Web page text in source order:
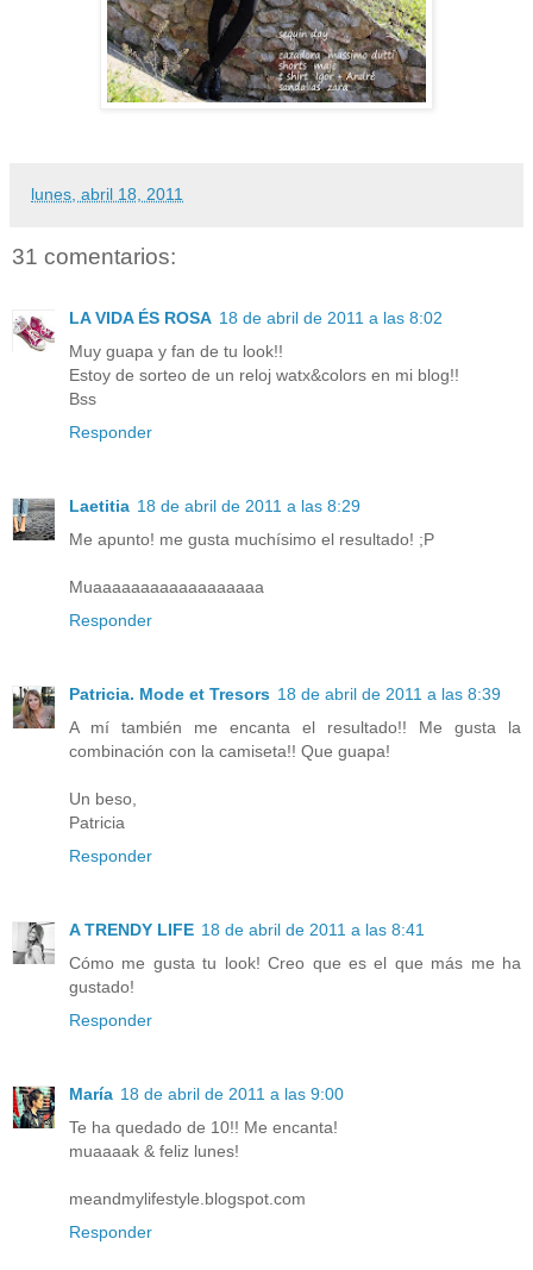
lunes, abril 18, 2011
31 comentarios:
LA VIDA ÉS ROSA 18 de abril de 2011 a las 8:02
Muy guapa y fan de tu look!!
Estoy de sorteo de un reloj watx&colors en mi blog!!
Bss
Responder
Laetitia 18 de abril de 2011 a las 8:29
Me apunto! me gusta muchísimo el resultado! ;P
Muaaaaaaaaaaaaaaaaaa
Responder
Patricia. Mode et Tresors 18 de abril de 2011 a las 8:39
A mí también me encanta el resultado!! Me gusta la
combinación con la camiseta!! Que guapa!
Un beso,
Patricia
Responder
A TRENDY LIFE 18 de abril de 2011 a las 8:41
Cómo me gusta tu look! Creo que es el que más me ha
gustado!
Responder
María 18 de abril de 2011 a las 9:00
Te ha quedado de 10!! Me encanta!
muaaaak & feliz lunes!
meandmylifestyle.blogspot.com
Responder